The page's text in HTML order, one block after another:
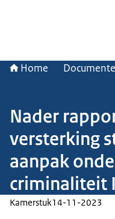
Home
Nader
versterking
aanpak
criminaliteit
Kamerstuk14-11-2023